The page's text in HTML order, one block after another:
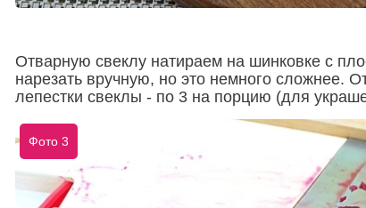
Отварную свеклу натираем на шинковке с
нарезать вручную, но это немного сложнее.
лепестки свеклы - по 3 на порцию (для
Фото 3